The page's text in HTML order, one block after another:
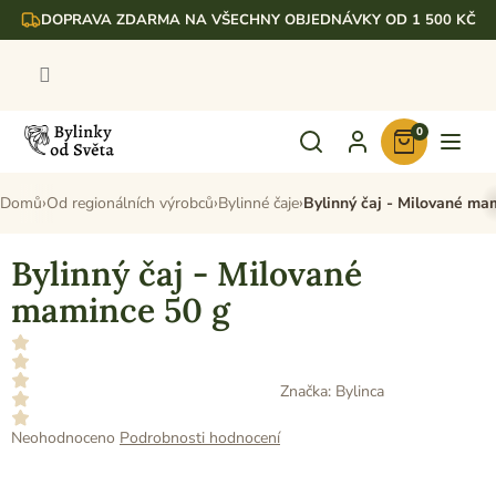
Přejít DOPRAVA ZDARMA NA VŠECHNY OBJEDNÁVKY OD 1 500 KČ
Nákupní
košík
0
Domů Od regionálních výrobců Bylinné čaje Bylinný čaj - Milované
Bylinný čaj - Milované
mamince 50 g
Průměrné
Neohodnoceno Podrobnosti hodnocení
Značka: Bylinca